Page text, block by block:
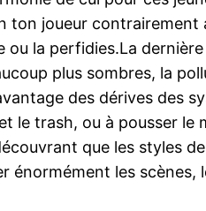
ton joueur
la perfidies.La
plus sombres, la
des dérives des
le trash, ou à pousser
que les
énormément les